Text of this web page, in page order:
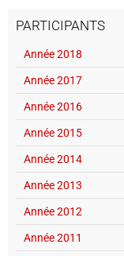
PARTICIPANTS
Année 2018
Année 2017
Année 2016
Année 2015
Année 2014
Année 2013
Année 2012
Année 2011